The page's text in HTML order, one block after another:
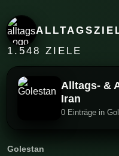
1.548 ZIELE
Alltags- &
Iran
0 Einträge in
Golestan